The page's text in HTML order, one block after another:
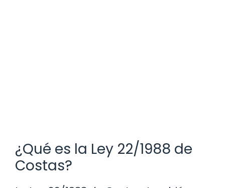
¿Qué es la Ley 22/1988 de
Costas?